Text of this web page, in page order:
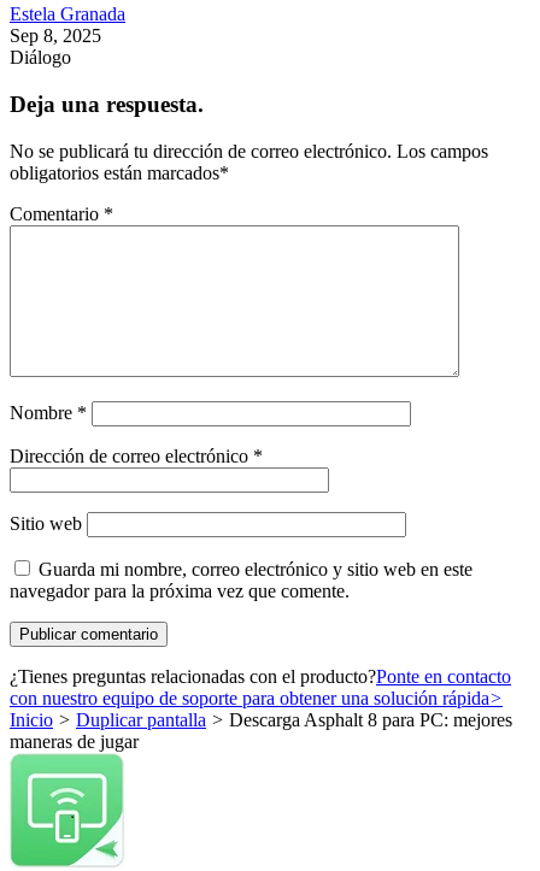
Estela Granada
Sep 8, 2025
Diálogo
Deja una respuesta.
No se publicará tu dirección de correo electrónico. Los campos
obligatorios están marcados*
Comentario *
Nombre *
Dirección de correo electrónico *
Sitio web
Guarda mi nombre, correo electrónico y sitio web en este
navegador para la próxima vez que comente.
¿Tienes preguntas relacionadas con el producto?Ponte en contacto
con nuestro equipo de soporte para obtener una solución rápida>
Inicio > Duplicar pantalla > Descarga Asphalt 8 para PC: mejores
maneras de jugar